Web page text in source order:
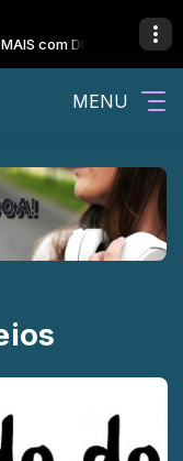
com DIONATAN
MENU